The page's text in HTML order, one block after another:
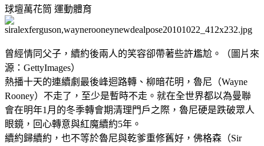
球壇萬花筒 運動體育
曾經情同父子，續約後兩人的笑容卻帶著些許尷尬。（圖片來
源：GettyImages）
熱播十天的連續劇最後峰迴路轉、柳暗花明，魯尼（Wayne
Rooney）不走了，至少是暫時不走。就在全世界都以為曼聯
會在明年1月的冬季轉會期清理門戶之際，魯尼硬是跌破眾人
眼鏡，回心轉意與紅魔續約5年。
續約歸續約，也不等於魯尼與乾爹重修舊好，佛格森（Sir